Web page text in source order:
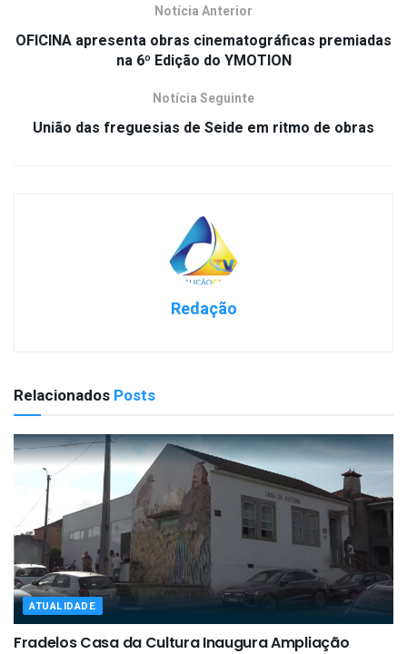
Notícia Anterior
OFICINA apresenta obras cinematográficas premiadas
na 6º Edição do YMOTION
Notícia Seguinte
União das freguesias de Seide em ritmo de obras
Redação
Relacionados Posts
ATUALIDADE
Fradelos Casa da Cultura Inaugura Ampliação